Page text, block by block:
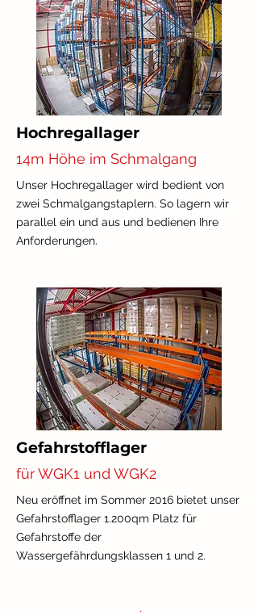
Hochregallager
14m Höhe im Schmalgang
Unser Hochregallager wird bedient von
zwei Schmalgangstaplern. So lagern wir
parallel ein und aus und bedienen Ihre
Anforderungen.
Gefahrstofflager
für WGK1 und WGK2
Neu eröffnet im Sommer 2016 bietet unser
Gefahrstofflager 1.200qm Platz für
Gefahrstoffe der
Wassergefährdungsklassen 1 und 2.